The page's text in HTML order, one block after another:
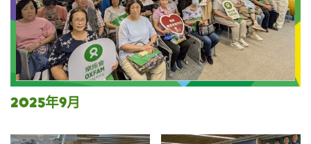
2025年9月